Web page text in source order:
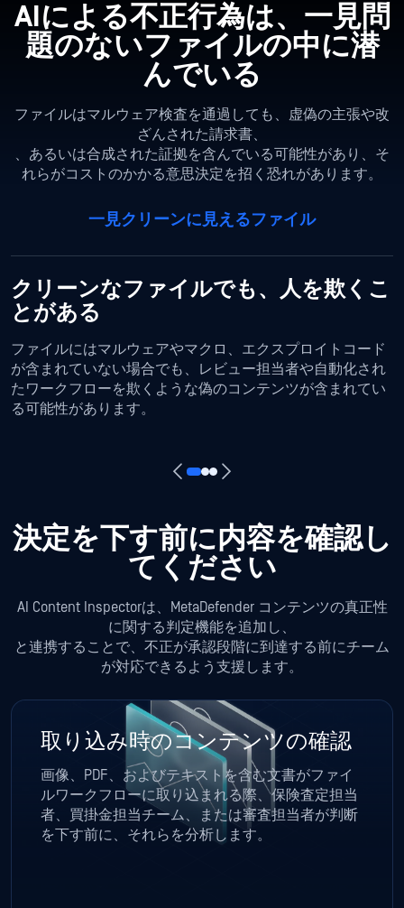
AIによる不正行為は、一見問
題のないファイルの中に潜
んでいる
ファイルはマルウェア検査を通過しても、虚偽の主張や改
ざんされた請求書、
、あるいは合成された証拠を含んでいる可能性があり、そ
れらがコストのかかる意思決定を招く恐れがあります。
一見クリーンに見えるファイル
クリーンなファイルでも、人を欺くこ
とがある
ファイルにはマルウェアやマクロ、エクスプロイトコード
が含まれていない場合でも、レビュー担当者や自動化され
たワークフローを欺くような偽のコンテンツが含まれてい
る可能性があります。
決定を下す前に内容を確認し
てください
AI Content Inspectorは、MetaDefender コンテンツの真正性
に関する判定機能を追加し、
と連携することで、不正が承認段階に到達する前にチーム
が対応できるよう支援します。
取り込み時のコンテンツの確認
画像、PDF、およびテキストを含む文書がファイ
ルワークフローに取り込まれる際、保険査定担当
者、買掛金担当チーム、または審査担当者が判断
を下す前に、それらを分析します。